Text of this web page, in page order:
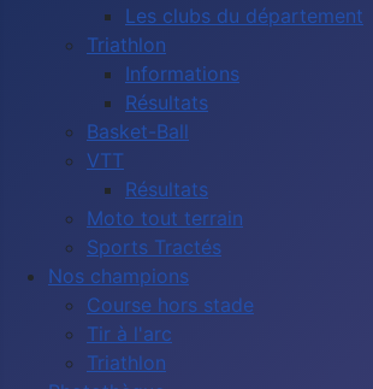
Les clubs du département
Triathlon
Informations
Résultats
Basket-Ball
VTT
Résultats
Moto tout terrain
Sports Tractés
Nos champions
Course hors stade
Tir à l'arc
Triathlon